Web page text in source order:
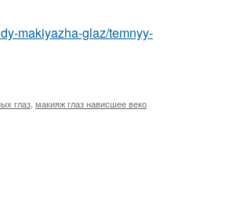
makiyazha-glaz/temnyy-
глаз макияж глаз нависшее веко